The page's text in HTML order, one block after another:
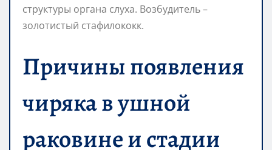
структуры органа слуха. Возбудитель –
золотистый стафилококк.
Причины появления
чиряка в ушной
раковине и стадии